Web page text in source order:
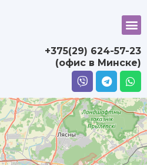
+375(29) 624-57-23
(офис в Минске)